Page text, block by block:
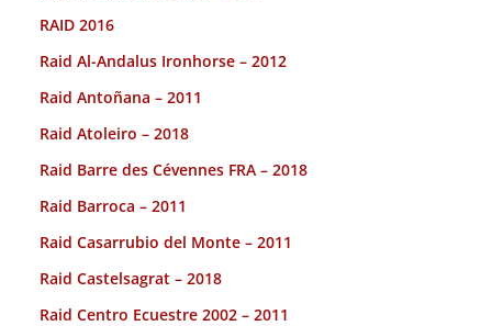
RAID 2016
Raid Al-Andalus Ironhorse – 2012
Raid Antoñana – 2011
Raid Atoleiro – 2018
Raid Barre des Cévennes FRA – 2018
Raid Barroca – 2011
Raid Casarrubio del Monte – 2011
Raid Castelsagrat – 2018
Raid Centro Ecuestre 2002 – 2011